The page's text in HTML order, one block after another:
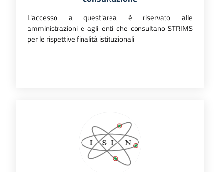
L'accesso a quest'area è riservato alle
amministrazioni e agli enti che consultano STRIMS
per le rispettive finalità istituzionali